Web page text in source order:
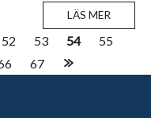
LÄS MER
52 53 54
55
67